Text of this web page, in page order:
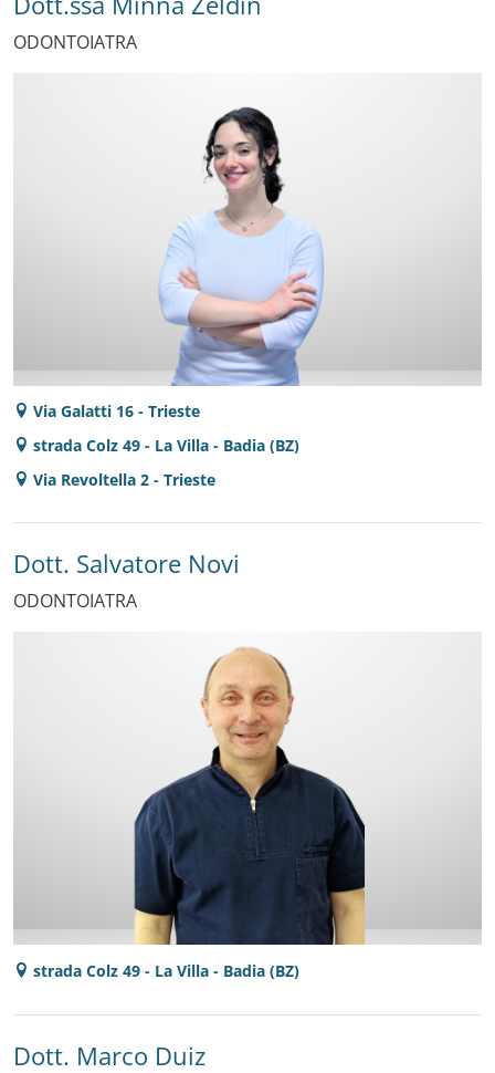
ODONTOIATRA
Via Galatti 16 - Trieste
strada Colz 49 - La Villa - Badia (BZ)
Via Revoltella 2 - Trieste
Dott. Salvatore Novi
ODONTOIATRA
strada Colz 49 - La Villa - Badia (BZ)
Dott. Marco Duiz